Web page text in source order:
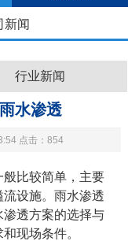
新闻
行业新闻
水渗透
点击：854
比较简单，主要
设施。雨水渗透
透方案的选择与
现场条件。